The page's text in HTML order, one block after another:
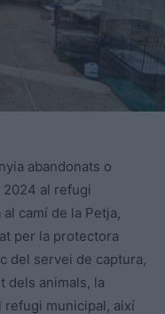
abandonats o
al refugi
camí de la Petja,
per la protectora
del servei de captura,
dels animals, la
refugi municipal, així